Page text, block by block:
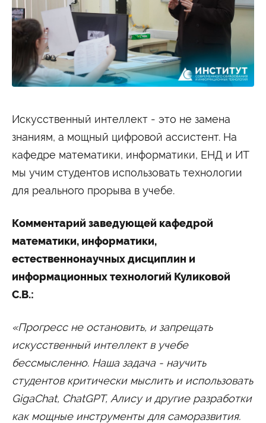
Студенту
Военно-учетный стол Миграционный учет
Библиотека
Полезные ссылки
Антиплагиат
Карта москвича
Центр правовой помощи
Новости и Объявления
Фотогалерея
Второе высшее
Формы обучения
Очная форма обучения
Очно-заочная форма обучения
Мероприятия
Дни открытых дверей
Выездные студенческие мероприятия
Университетские субботы
Контакты
+7 (495) 795-00-11 +7 (495) 795-00-10
Подписаться на нас
 
Министерство науки и высшего образования
Российской Федерации
Искусственный интеллект - это не замена
знаниям, а мощный цифровой ассистент. На
кафедре математики, информатики, ЕНД и ИТ
мы учим студентов использовать технологии
для реального прорыва в учебе.
Комментарий заведующей кафедрой
математики, информатики,
естественнонаучных дисциплин и
информационных технологий Куликовой
С.В.:
«Прогресс не остановить, и запрещать
искусственный интеллект в учебе
бессмысленно. Наша задача - научить
студентов критически мыслить и использовать
GigaChat, ChatGPT, Алису и другие разработки
как мощные инструменты для саморазвития.